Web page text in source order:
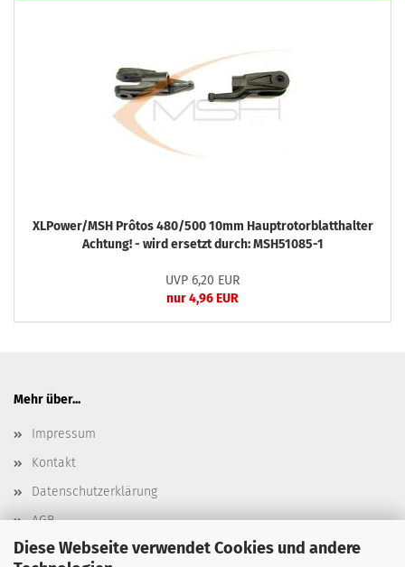
Diese Webseite verwendet Cookies und andere
XLPower/MSH Prôtos 480/500 10mm Hauptrotorblatthalter
Achtung! - wird ersetzt durch: MSH51085-1
UVP 6,20 EUR
nur 4,96 EUR
Mehr über...
Impressum
Kontakt
Datenschutzerklärung
AGB
Versand- & Zahlungsbedingungen, Versandkosten